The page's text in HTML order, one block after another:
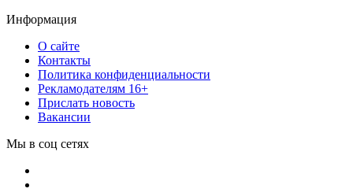
Информация
О сайте
Контакты
Политика конфиденциальности
Рекламодателям 16+
Прислать новость
Вакансии
Мы в соц сетях